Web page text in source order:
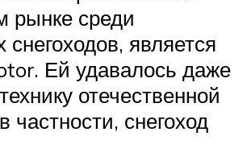
рынке среди
является
Ей удавалось даже
отечественной
частности, снегоход